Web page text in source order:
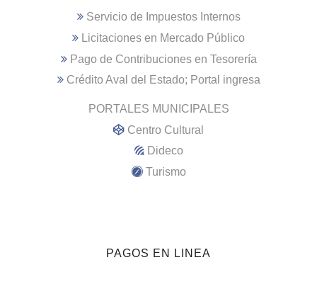
Servicio de Impuestos Internos
Licitaciones en Mercado Público
Pago de Contribuciones en Tesorería
Crédito Aval del Estado; Portal ingresa
PORTALES MUNICIPALES
Centro Cultural
Dideco
Turismo
PAGOS EN LINEA